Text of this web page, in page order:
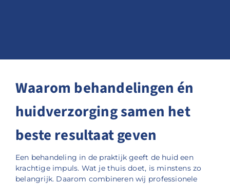
Waarom behandelingen én
huidverzorging samen het
beste resultaat geven
Een behandeling in de praktijk geeft de huid een
krachtige impuls. Wat je thuis doet, is minstens zo
belangrijk. Daarom combineren wij professionele